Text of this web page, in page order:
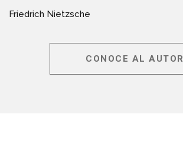
Friedrich Nietzsche
CONOCE AL AUTOR